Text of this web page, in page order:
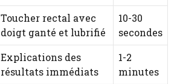
Toucher rectal avec
doigt ganté et lubrifié
10-30
secondes
Explications des
résultats immédiats
1-2
minutes